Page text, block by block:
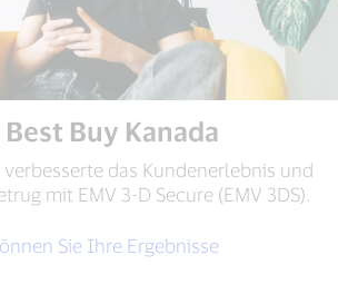
Buy Kanada
verbesserte das Kundenerlebnis und
mit EMV 3-D Secure (EMV 3DS).
Sie Ihre Ergebnisse